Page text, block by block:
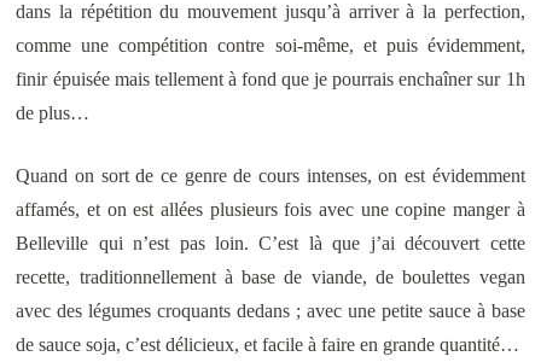
dans la répétition du mouvement jusqu’à arriver à la perfection,
comme une compétition contre soi-même, et puis évidemment,
finir épuisée mais tellement à fond que je pourrais enchaîner sur 1h
de plus…
Quand on sort de ce genre de cours intenses, on est évidemment
affamés, et on est allées plusieurs fois avec une copine manger à
Belleville qui n’est pas loin. C’est là que j’ai découvert cette
recette, traditionnellement à base de viande, de boulettes vegan
avec des légumes croquants dedans ; avec une petite sauce à base
de sauce soja, c’est délicieux, et facile à faire en grande quantité…